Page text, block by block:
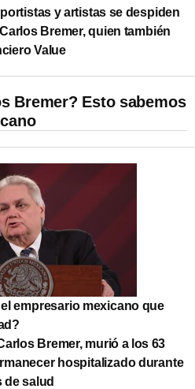
y artistas se despiden
Bremer, quien también
Value
Bremer? Esto sabemos
empresario mexicano que
Bremer, murió a los 63
hospitalizado durante
salud